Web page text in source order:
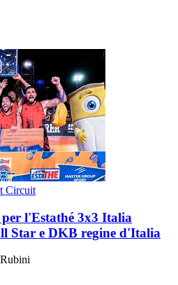
Circuit
l'Estathé 3x3 Italia
Star e DKB regine d'Italia